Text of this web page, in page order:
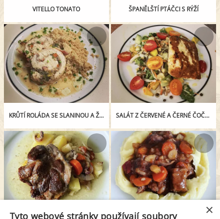
VITELLO TONATO ŠPANĚLŠTÍ PTÁČCI S RÝŽÍ
KRŮTÍ ROLÁDA SE SLANINOU A ŽAMPIONY S KUSKUSEM SALÁT Z ČERVENÉ A ČERNÉ ČOČKY S HALLOUMI
×
Tyto webové stránky používají soubory